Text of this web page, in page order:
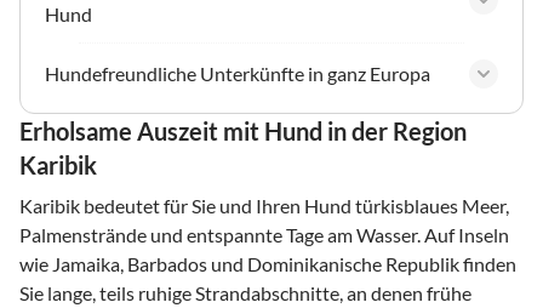
Hund
Hundefreundliche Unterkünfte in ganz Europa
Erholsame Auszeit mit Hund in der Region
Karibik
Karibik bedeutet für Sie und Ihren Hund türkisblaues Meer,
Palmenstrände und entspannte Tage am Wasser. Auf Inseln
wie Jamaika, Barbados und Dominikanische Republik finden
Sie lange, teils ruhige Strandabschnitte, an denen frühe